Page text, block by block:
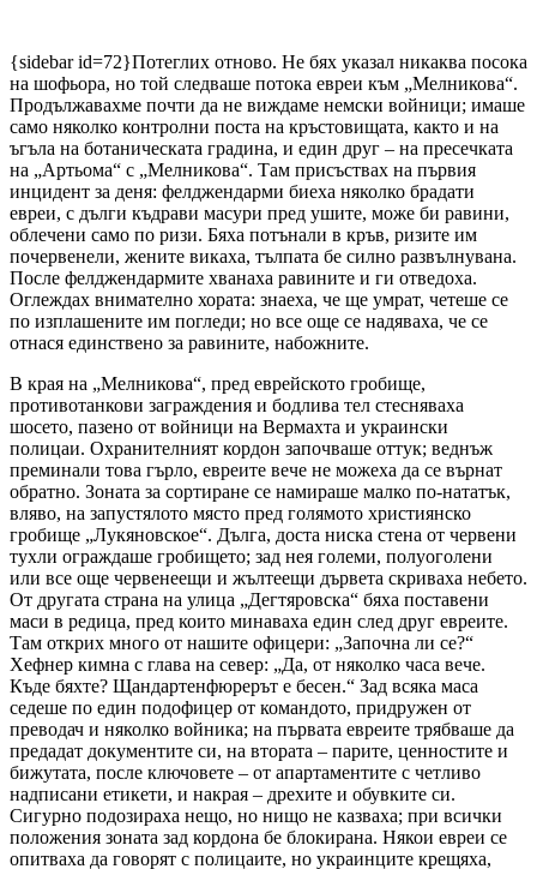
{sidebar id=72}Потеглих отново. Не бях указал никаква посока
на шофьора, но той следваше потока евреи към „Мелникова“.
Продължавахме почти да не виждаме немски войници; имаше
само няколко контролни поста на кръстовищата, както и на
ъгъла на ботаническата градина, и един друг – на пресечката
на „Артьома“ с „Мелникова“. Там присъствах на първия
инцидент за деня: фелджендарми биеха няколко брадати
евреи, с дълги къдрави масури пред ушите, може би равини,
облечени само по ризи. Бяха потънали в кръв, ризите им
почервенели, жените викаха, тълпата бе силно развълнувана.
После фелджендармите хванаха равините и ги отведоха.
Оглеждах внимателно хората: знаеха, че ще умрат, четеше се
по изплашените им погледи; но все още се надяваха, че се
отнася единствено за равините, набожните.
В края на „Мелникова“, пред еврейското гробище,
противотанкови заграждения и бодлива тел стесняваха
шосето, пазено от войници на Вермахта и украински
полицаи. Охранителният кордон започваше оттук; веднъж
преминали това гърло, евреите вече не можеха да се върнат
обратно. Зоната за сортиране се намираше малко по-нататък,
вляво, на запустялото място пред голямото християнско
гробище „Лукяновское“. Дълга, доста ниска стена от червени
тухли ограждаше гробището; зад нея големи, полуоголени
или все още червенеещи и жълтеещи дървета скриваха небето.
От другата страна на улица „Дегтяровска“ бяха поставени
маси в редица, пред които минаваха един след друг евреите.
Там открих много от нашите офицери: „Започна ли се?“
Хефнер кимна с глава на север: „Да, от няколко часа вече.
Къде бяхте? Щандартенфюрерът е бесен.“ Зад всяка маса
седеше по един подофицер от командото, придружен от
преводач и няколко войника; на първата евреите трябваше да
предадат документите си, на втората – парите, ценностите и
бижутата, после ключовете – от апартаментите с четливо
надписани етикети, и накрая – дрехите и обувките си.
Сигурно подозираха нещо, но нищо не казваха; при всички
положения зоната зад кордона бе блокирана. Някои евреи се
опитваха да говорят с полицаите, но украинците крещяха,